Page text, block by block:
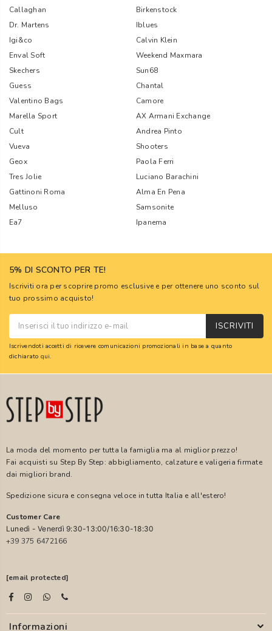
Callaghan
Birkenstock
Dr. Martens
Iblues
Igi&co
Calvin Klein
Enval Soft
Weekend Maxmara
Skechers
Sun68
Guess
Chantal
Valentino Bags
Camore
Marella Sport
AX Armani Exchange
Cult
Andrea Pinto
Vueva
Shooters
Geox
Paola Ferri
Tres Jolie
Luciano Barachini
Gattinoni Roma
Alma En Pena
Melluso
Samsonite
Ea7
Ipanema
5% DI SCONTO PER TE!
Iscriviti ora per scoprire promo esclusive e per ottenere uno sconto sul
tuo prossimo acquisto!
ISCRIVITI
Iscrivendoti accetti di ricevere comunicazioni promozionali in base a quanto
dichiarato qui.
La moda del momento per tutta la famiglia ma al miglior prezzo!
Fai acquisti su Step By Step: abbigliamento, calzature e valigeria firmate
dai migliori brand.
Spedizione sicura e consegna veloce in tutta Italia e all'estero!
Customer Care
Lunedì - Venerdì 9:30-13:00/16:30-18:30
+39 375 6472166
[email protected]
Informazioni